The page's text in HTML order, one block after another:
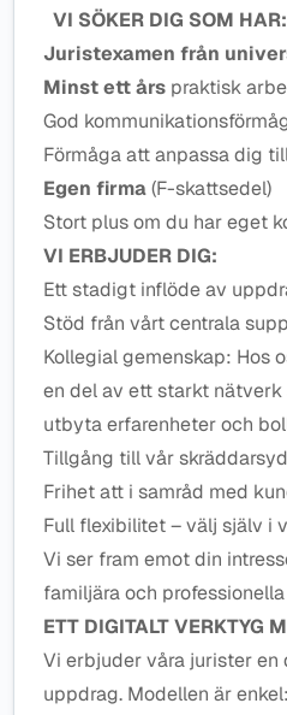
VI SÖKER DIG SOM HAR:
Juristexamen från
Minst ett års praktisk
God
Förmåga att anpassa dig
Egen firma(F-skattsedel)
Stort plus om du har eget
VI ERBJUDER DIG:
Ett stadigt inflöde av
Stöd från vårt centrala
Kollegial gemenskap: Hos
en del av ett starkt
utbyta erfarenheter och
Tillgång till vår
Frihet att i samråd med
Full flexibilitet – välj själv i
Vi ser fram emot din
familjära och
ETT DIGITALT VERKTYG
Vi erbjuder våra jurister
uppdrag. Modellen är